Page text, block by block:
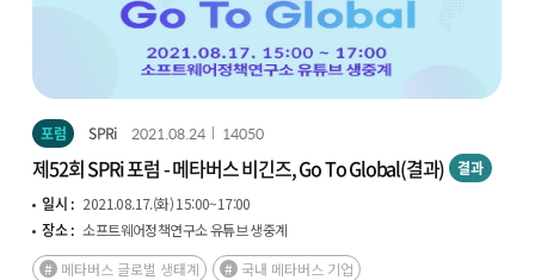
포럼 SPRi 2021.08.24 14050
제52회 SPRi 포럼 - 메타버스 비긴즈, Go To Global(결과)
결과
일시 : 2021.08.17.(화) 15:00~17:00
장소 : 소프트웨어정책연구소 유튜브 생중계
메타버스 글로벌 생태계
국내 메타버스 기업